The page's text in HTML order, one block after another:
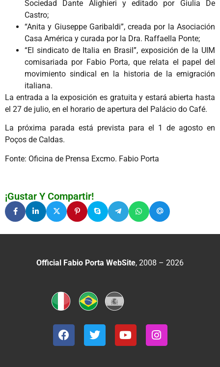
Sociedad Dante Alighieri y editado por Giulia De
Castro;
“Anita y Giuseppe Garibaldi”, creada por la Asociación
Casa América y curada por la Dra. Raffaella Ponte;
“El sindicato de Italia en Brasil”, exposición de la UIM
comisariada por Fabio Porta, que relata el papel del
movimiento sindical en la historia de la emigración
italiana.
La entrada a la exposición es gratuita y estará abierta hasta
el 27 de julio, en el horario de apertura del Palácio do Café.
La próxima parada está prevista para el 1 de agosto en
Poços de Caldas.
Fonte: Oficina de Prensa Excmo. Fabio Porta
¡Gustar Y Compartir!
Official Fabio Porta WebSite, 2008 – 2026